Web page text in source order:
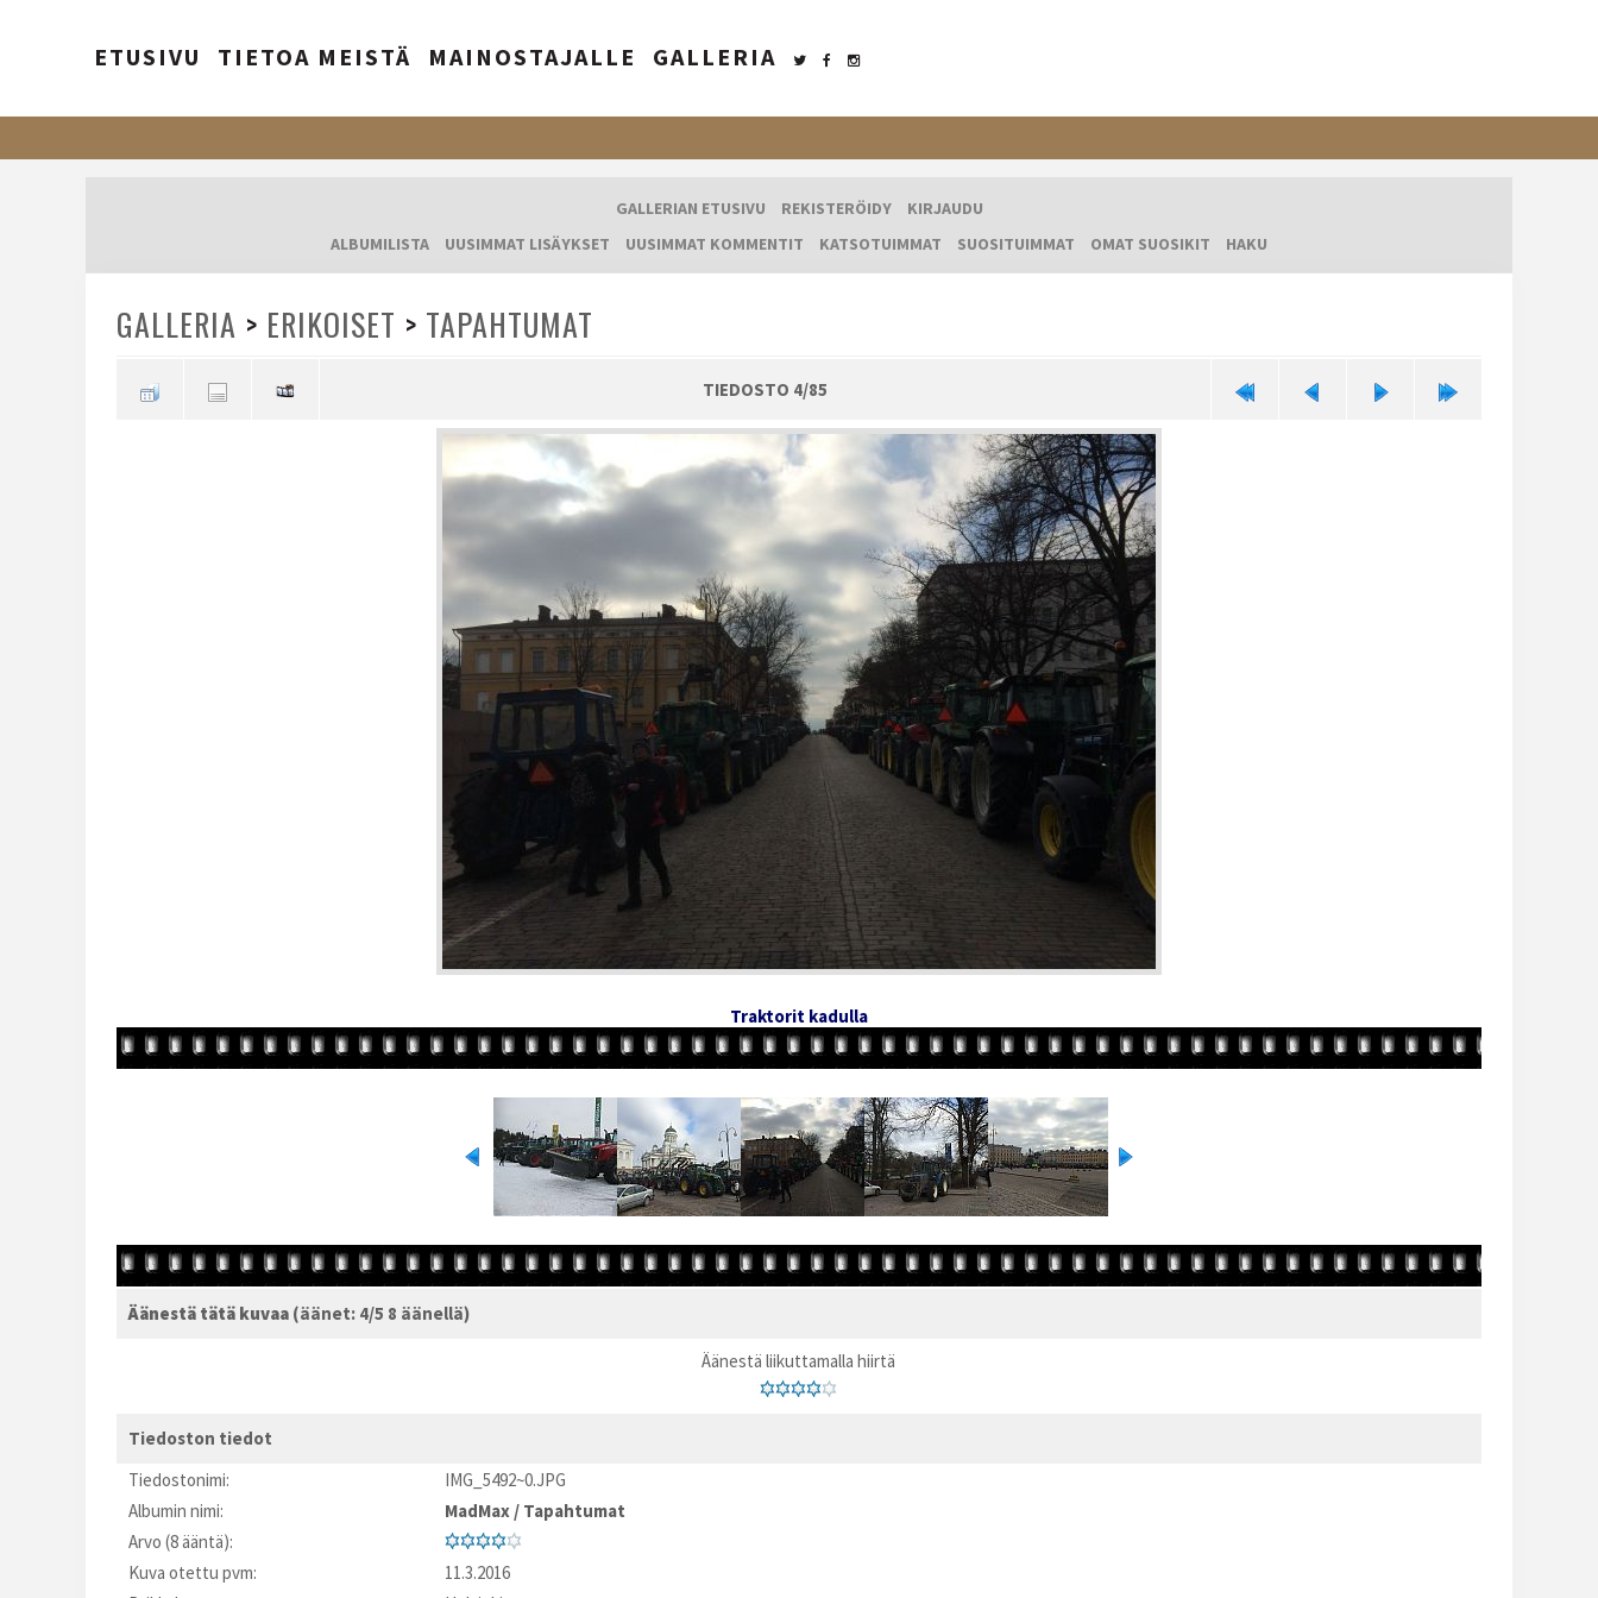
ETUSIVU TIETOA MEISTÄ MAINOSTAJALLE GALLERIA
GALLERIAN ETUSIVU REKISTERÖIDY
KIRJAUDU
ALBUMILISTA
UUSIMMAT LISÄYKSET UUSIMMAT KOMMENTIT KATSOTUIMMAT SUOSITUIMMAT OMAT SUOSIKIT HAKU
GALLERIA > ERIKOISET > TAPAHTUMAT
TIEDOSTO 4/85
Traktorit kadulla
Äänestä tätä kuvaa (äänet: 4/5 8 äänellä)
Äänestä liikuttamalla hiirtä
Tiedoston tiedot
Tiedostonimi:
IMG_5492~0.JPG
Albumin nimi:
MadMax / Tapahtumat
Arvo (8 ääntä):
Kuva otettu pvm:
11.3.2016